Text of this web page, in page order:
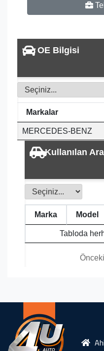
OE Bilgisi
Markalar
MERCEDES-BENZ
Kullanılan
Marka Model
Tabloda
Önceki